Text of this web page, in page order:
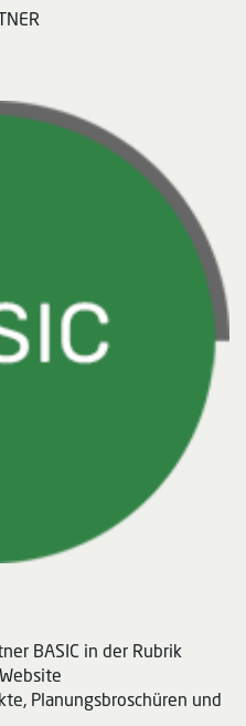
BASIC in der Rubrik
Planungsbroschüren und